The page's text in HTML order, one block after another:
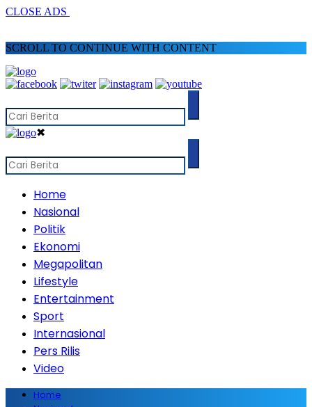
CLOSE ADS
SCROLL TO CONTINUE WITH CONTENT
✖
Home
Nasional
Politik
Ekonomi
Megapolitan
Lifestyle
Entertainment
Sport
Internasional
Pers Rilis
Video
Home